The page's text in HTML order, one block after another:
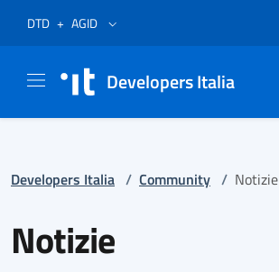
DTDApre in un nuovo tab
+ AGIDApre in un nuovo tab
Developers Italia
Developers Italia / Community / Notizie
Notizie